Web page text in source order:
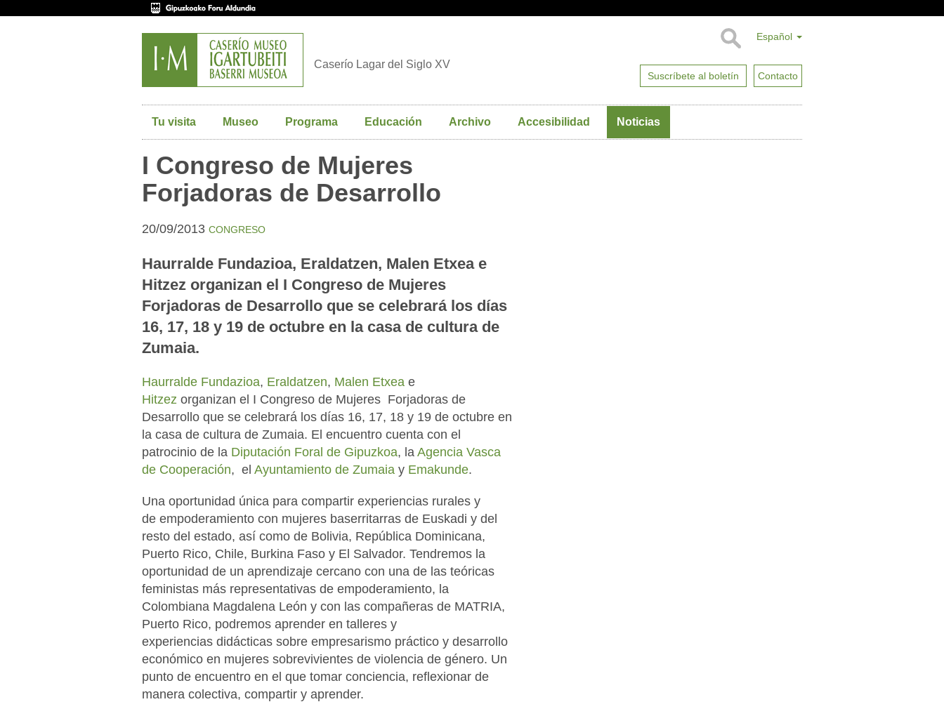
Español
Suscríbete al boletín Contacto
Caserío Lagar del Siglo XV
Tu visita Museo Programa Educación Archivo Accesibilidad Noticias
I Congreso de Mujeres
Forjadoras de Desarrollo
20/09/2013 CONGRESO
Haurralde Fundazioa, Eraldatzen, Malen Etxea e
Hitzez organizan el I Congreso de Mujeres
Forjadoras de Desarrollo que se celebrará los días
16, 17, 18 y 19 de octubre en la casa de cultura de
Zumaia.
Haurralde Fundazioa, Eraldatzen, Malen Etxea e
Hitzez organizan el I Congreso de Mujeres Forjadoras de
Desarrollo que se celebrará los días 16, 17, 18 y 19 de octubre en
la casa de cultura de Zumaia. El encuentro cuenta con el
patrocinio de la Diputación Foral de Gipuzkoa, la Agencia Vasca
de Cooperación, el Ayuntamiento de Zumaia y Emakunde.
Una oportunidad única para compartir experiencias rurales y
de empoderamiento con mujeres baserritarras de Euskadi y del
resto del estado, así como de Bolivia, República Dominicana,
Puerto Rico, Chile, Burkina Faso y El Salvador. Tendremos la
oportunidad de un aprendizaje cercano con una de las teóricas
feministas más representativas de empoderamiento, la
Colombiana Magdalena León y con las compañeras de MATRIA,
Puerto Rico, podremos aprender en talleres y
experiencias didácticas sobre empresarismo práctico y desarrollo
económico en mujeres sobrevivientes de violencia de género. Un
punto de encuentro en el que tomar conciencia, reflexionar de
manera colectiva, compartir y aprender.